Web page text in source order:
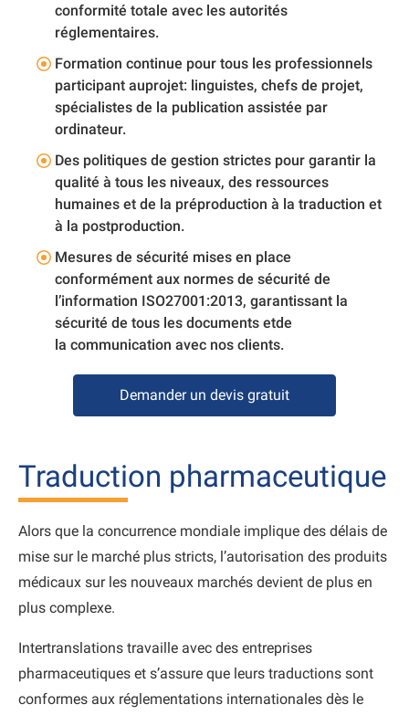
conformité totale avec les autorités
réglementaires.
Formation continue pour tous les professionnels
participant auprojet: linguistes, chefs de projet,
spécialistes de la publication assistée par
ordinateur.
Des politiques de gestion strictes pour garantir la
qualité à tous les niveaux, des ressources
humaines et de la préproduction à la traduction et
à la postproduction.
Mesures de sécurité mises en place
conformément aux normes de sécurité de
l’information ISO27001:2013, garantissant la
sécurité de tous les documents etde
la communication avec nos clients.
Demander un devis gratuit
Traduction pharmaceutique
Alors que la concurrence mondiale implique des délais de
mise sur le marché plus stricts, l’autorisation des produits
médicaux sur les nouveaux marchés devient de plus en
plus complexe.
Intertranslations travaille avec des entreprises
pharmaceutiques et s’assure que leurs traductions sont
conformes aux réglementations internationales dès le